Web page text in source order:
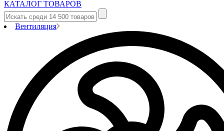
КАТАЛОГ ТОВАРОВ
Вентиляция